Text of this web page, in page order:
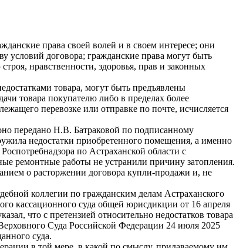
права своей волей и в своем интересе; они
условий договора; гражданские права могут быть
нравственности, здоровья, прав и законных
товара, могут быть предъявлены
товара покупателю либо в пределах более
перевозке или отправке по почте, исчисляется
передано Н.В. Батраковой по подписанному
недостатки приобретенного помещения, а именно
по Астраханской области с
ремонтные работы не устранили причину затопления.
о расторжении договора купли-продажи и, не
коллегии по гражданским делам Астраханского
кассационного суда общей юрисдикции от 16 апреля
что с претензией относительно недостатков товара
Суда Российской Федерации 24 июля 2025
суда.